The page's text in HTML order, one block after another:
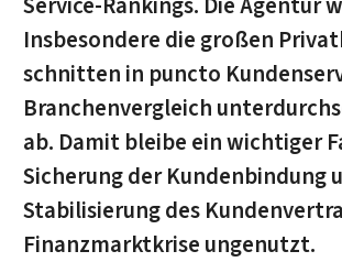
Insbesondere die großen
schnitten in puncto
Branchenvergleich
ab. Damit bleibe ein wichtiger
Sicherung der Kundenbindung
Stabilisierung des
Finanzmarktkrise ungenutzt.